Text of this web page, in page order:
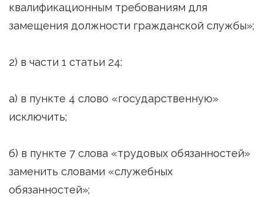
квалификационным требованиям для
замещения должности гражданской службы»;
2) в части 1 статьи 24:
а) в пункте 4 слово «государственную»
исключить;
б) в пункте 7 слова «трудовых обязанностей»
заменить словами «служебных
обязанностей»;